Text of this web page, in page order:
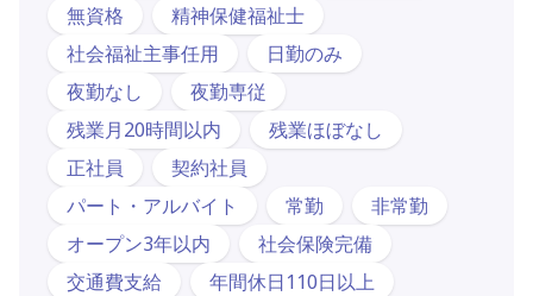
無資格
精神保健福祉士
社会福祉主事任用
日勤のみ
夜勤なし
夜勤専従
残業月20時間以内
残業ほぼなし
正社員
契約社員
パート・アルバイト
常勤
非常勤
オープン3年以内
社会保険完備
交通費支給
年間休日110日以上